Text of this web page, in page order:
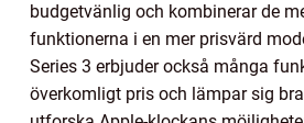
budgetvänlig och kombinerar de
funktionerna i en mer prisvärd
Series 3 erbjuder också många
överkomligt pris och lämpar sig